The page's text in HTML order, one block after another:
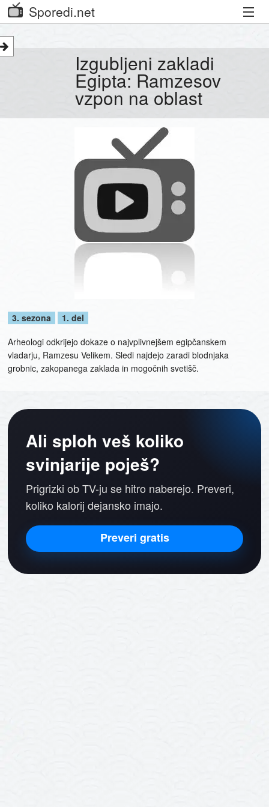
Sporedi.net
Priljubljeni kanali
Iskalnik
Izgubljeni zakladi
Egipta: Ramzesov
vzpon na oblast
3. sezona
1. del
Arheologi odkrijejo dokaze o najvplivnejšem egipčanskem
vladarju, Ramzesu Velikem. Sledi najdejo zaradi blodnjaka
grobnic, zakopanega zaklada in mogočnih svetišč.
Ali sploh veš koliko
svinjarije poješ?
Prigrizki ob TV-ju se hitro naberejo. Preveri,
koliko kalorij dejansko imajo.
Preveri gratis